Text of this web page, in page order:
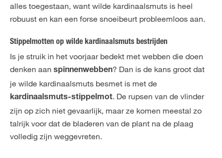
alles toegestaan, want wilde kardinaalsmuts is heel
robuust en kan een forse snoeibeurt probleemloos aan.
Stippelmotten op wilde kardinaalsmuts bestrijden
Is je struik in het voorjaar bedekt met webben die doen
denken aan spinnenwebben? Dan is de kans groot dat
je wilde kardinaalsmuts besmet is met de
kardinaalsmuts-stippelmot. De rupsen van de vlinder
zijn op zich niet gevaarlijk, maar ze komen meestal zo
talrijk voor dat de bladeren van de plant na de plaag
volledig zijn weggevreten.